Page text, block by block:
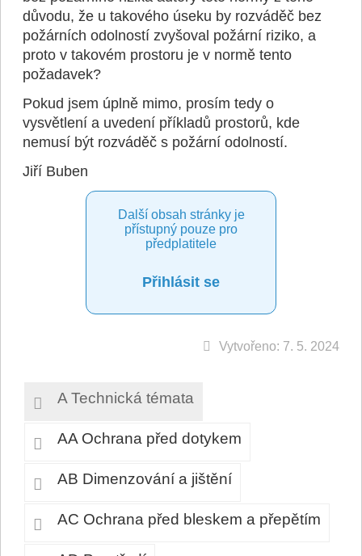
důvodu, že u takového úseku by rozváděč bez
požárních odolností zvyšoval požární riziko, a
proto v takovém prostoru je v normě tento
požadavek?
Pokud jsem úplně mimo, prosím tedy o
vysvětlení a uvedení příkladů prostorů, kde
nemusí být rozváděč s požární odolností.
Jiří Buben
Další obsah stránky je
přístupný pouze pro
předplatitele
Přihlásit se
Vytvořeno: 7. 5. 2024
A Technická témata
AA Ochrana před dotykem
AB Dimenzování a jištění
AC Ochrana před bleskem a přepětím